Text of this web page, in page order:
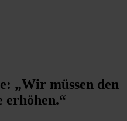
„Wir müssen den
erhöhen.“